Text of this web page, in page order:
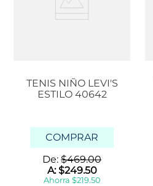
TENIS NIÑO LEVI'S
ESTILO 40642
COMPRAR
De: $469.00
A:$249.50
Ahorra $219.50